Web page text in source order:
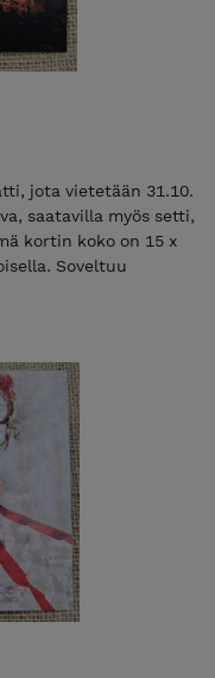
jota vietetään 31.10.
saatavilla myös setti,
kortin koko on 15 x
Soveltuu